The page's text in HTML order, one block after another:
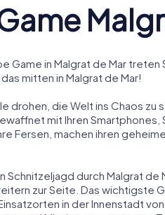
Game in Malgrat de Mar
mitten in Malgrat de Mar!
drohen, die Welt ins Chaos zu
mit Ihren
Fersen, machen ihren
durch Malgrat de
zur Seite. Das wichtigste
in der Innenstadt